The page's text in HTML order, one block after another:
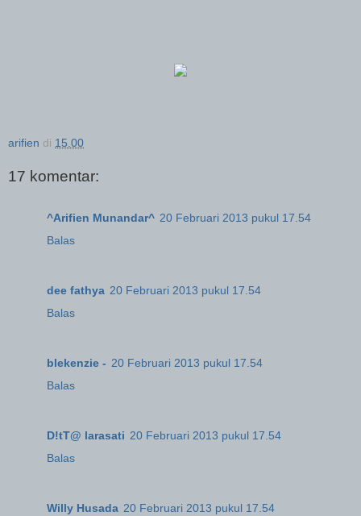
arifien di 15.00
17 komentar:
^Arifien Munandar^ 20 Februari 2013 pukul 17.54
Balas
dee fathya 20 Februari 2013 pukul 17.54
Balas
blekenzie - 20 Februari 2013 pukul 17.54
Balas
D!tT@ larasati 20 Februari 2013 pukul 17.54
Balas
Willy Husada 20 Februari 2013 pukul 17.54